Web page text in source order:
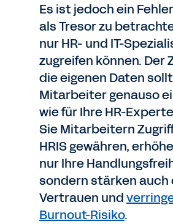
Es ist jedoch ein
als Tresor zu
nur HR- und IT-
zugreifen können. Der
die eigenen Daten
Mitarbeiter genauso
wie für Ihre HR-
Sie Mitarbeitern
HRIS gewähren,
nur Ihre
sondern stärken auch
Vertrauen und
Burnout-Risiko.